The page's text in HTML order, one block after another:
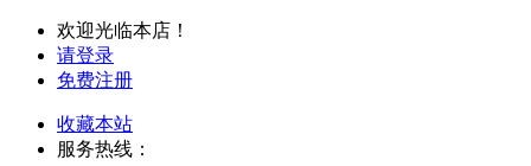
欢迎光临本店！
请登录
免费注册
收藏本站
服务热线：